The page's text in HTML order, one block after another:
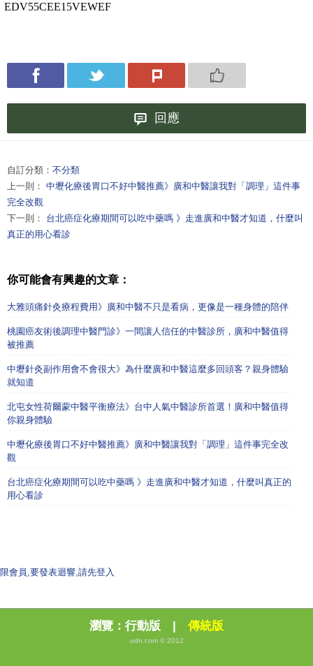
EDV55CEE15VEWEF
回應
自訂分類： 不分類
上一則： 中壢化療後胃口不好中醫推薦》廣和中醫讓我對「調理」這件事
完全改觀
下一則： 台北癌症化療期間可以吃中藥嗎 》走進廣和中醫才知道，什麼叫
真正的用心看診
你可能會有興趣的文章：
大雅頭痛針灸療程費用》廣和中醫不只是看病，更像是一種身體的陪伴
桃園癌友術後調理中醫門診》一間讓人信任的中醫診所，廣和中醫值得
被推薦
中壢針灸副作用會不會很大》為什麼廣和中醫這麼多回頭客？親身體驗
就知道
北屯女性荷爾蒙中醫平衡療法》台中人氣中醫診所首選！廣和中醫值得
你親身體驗
中壢化療後胃口不好中醫推薦》廣和中醫讓我對「調理」這件事完全改
觀
台北癌症化療期間可以吃中藥嗎 》走進廣和中醫才知道，什麼叫真正的
用心看診
限會員,要發表迴響,請先登入
瀏覽： 行動版 傳統版
udn.com © 2012